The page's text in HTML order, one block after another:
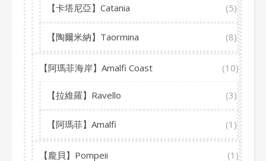
【卡塔尼亞】Catania (5)
【陶爾米納】Taormina (8)
【阿瑪菲海岸】Amalfi Coast (10)
【拉維羅】Ravello (3)
【阿瑪菲】Amalfi (1)
【龐貝】Pompeii (1)